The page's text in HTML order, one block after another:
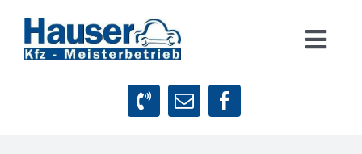
Inhalt
springen